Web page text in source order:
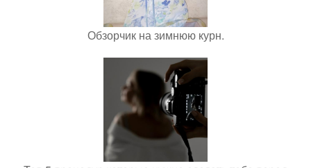
Обзорчик на зимнюю курн.